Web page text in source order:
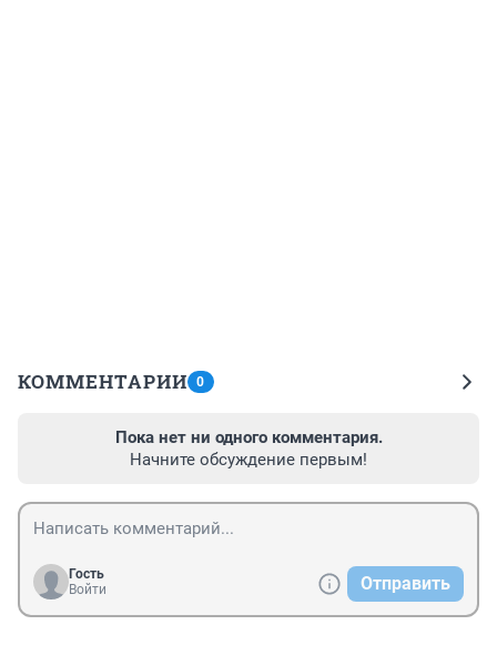
КОММЕНТАРИИ 0
Пока нет ни одного комментария.
Начните обсуждение первым!
Гость
Войти
Отправить